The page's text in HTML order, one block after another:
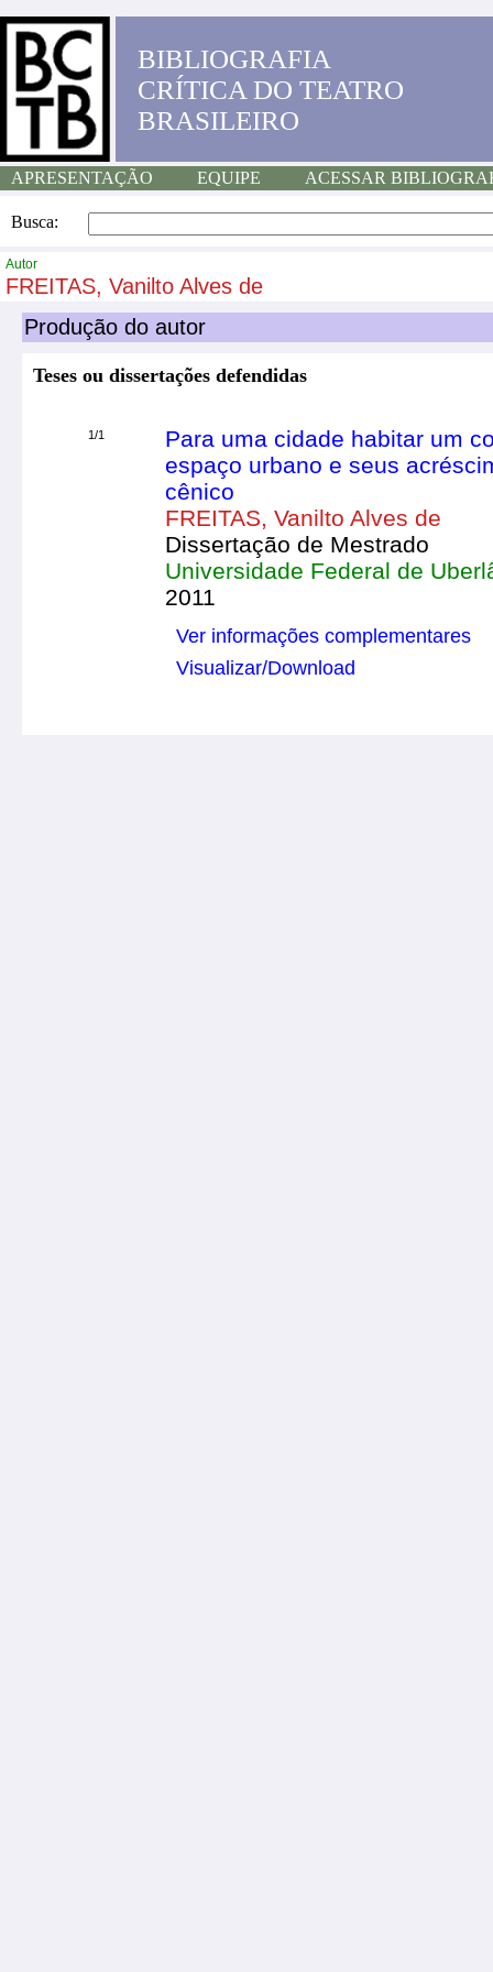
BIBLIOGRAFIA
CRÍTICA DO TEATRO
BRASILEIRO
APRESENTAÇÃO EQUIPE ACESSAR
Busca:
Autor
FREITAS, Vanilto Alves de
Produção do autor
Teses ou dissertações defendidas
1/1
Para uma cidade habitar um
espaço urbano e seus
cênico
FREITAS, Vanilto Alves de
Dissertação de Mestrado
Universidade Federal de
2011
Ver informações complementares
Visualizar/Download